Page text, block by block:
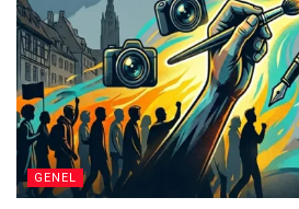
GENEL